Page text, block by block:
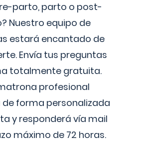
parto, parto o post-
Nuestro equipo de
estará encantado de
Envía tus preguntas
totalmente gratuita.
profesional
forma personalizada
y responderá vía mail
máximo de 72 horas.